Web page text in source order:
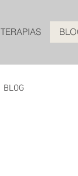
TERAPIAS
BLOG